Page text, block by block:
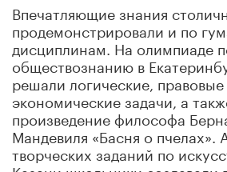
Впечатляющие знания
продемонстрировали и по
дисциплинам. На олимпиаде
обществознанию в
решали логические,
экономические задачи, а
произведение философа
Мандевиля «Басня о пчелах».
творческих заданий по